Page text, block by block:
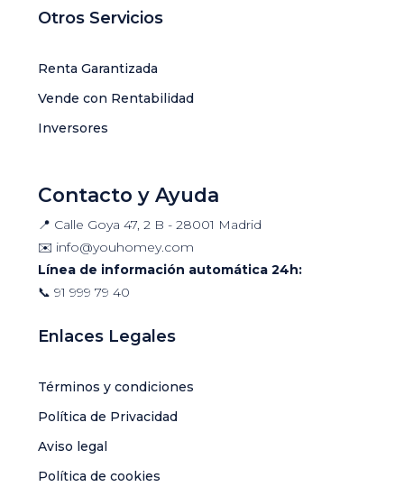
Otros Servicios
Renta Garantizada
Vende con Rentabilidad
Inversores
Contacto y Ayuda
📍 Calle Goya 47, 2 B - 28001 Madrid
✉️ info@youhomey.com
Línea de información automática 24h:
📞 91 999 79 40
Enlaces Legales
Términos y condiciones
Política de Privacidad
Aviso legal
Política de cookies